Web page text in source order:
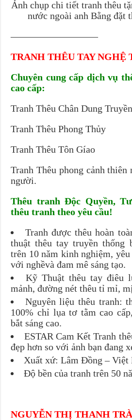
Ảnh chụp chi tiết tranh thêu
nước ngoài anh Bằng đặt
—————————
TRANH THÊU TAY NGHỆ
Chuyên cung cấp dịch vụ
cao cấp:
Tranh Thêu Chân Dung
Tranh Thêu Phong Thủy
Tranh Thêu Tôn Gíao
Tranh Thêu phong cảnh thiên
người.
Thêu tranh Độc Quyền,
thêu tranh theo yêu cầu!
Tranh được thêu hoàn
thuật thêu tay truyền thống
trên 10 năm kinh nghiệm,
với nghềvà đam mê sáng tạo.
Kỹ Thuật thêu tay điêu
mảnh, đường nét thêu tỉ mỉ,
Nguyên liệu thêu tranh:
100% chỉ lụa tơ tằm cao
bắt sáng cao.
ESTAR Cam Kết Tranh
đẹp hơn so với ảnh bạn đang
Xuất xứ: Lâm Đồng – Việt
Độ bền của tranh trên 50
NGUYỄN THỊ THANH TRÀ